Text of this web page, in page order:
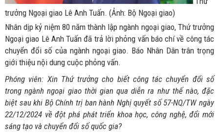
trưởng Ngoại giao Lê Anh Tuấn. (Ảnh: Bộ Ngoại giao)
Nhân dịp kỷ niệm 80 năm thành lập ngành ngoại giao, Thứ trưởng
Ngoại giao Lê Anh Tuấn đã trả lời phỏng vấn báo chí về công tác
chuyển đổi số của ngành ngoại giao. Báo Nhân Dân trân trọng
giới thiệu nội dung cuộc phỏng vấn.
Phóng viên: Xin Thứ trưởng cho biết công tác chuyển đổi số
trong ngành ngoại giao thời gian qua diễn ra như thế nào, đặc
biệt sau khi Bộ Chính trị ban hành Nghị quyết số 57-NQ/TW ngày
22/12/2024 về đột phá phát triển khoa học, công nghệ, đổi mới
sáng tạo và chuyển đổi sốquốc gia?